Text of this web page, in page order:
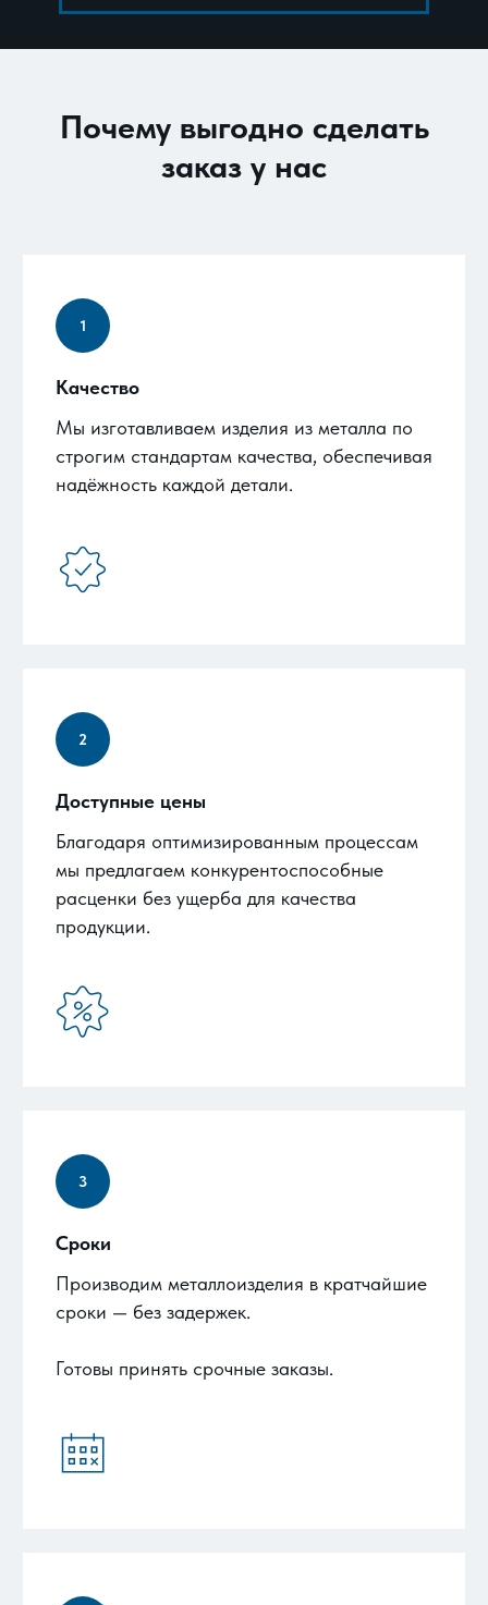
Почему выгодно сделать
заказ у нас
Качество
Мы изготавливаем изделия из металла по
строгим стандартам качества, обеспечивая
надёжность каждой детали.
Доступные цены
Благодаря оптимизированным процессам
мы предлагаем конкурентоспособные
расценки без ущерба для качества
продукции.
Сроки
Производим металлоизделия в кратчайшие
сроки — без задержек.
Готовы принять срочные заказы.